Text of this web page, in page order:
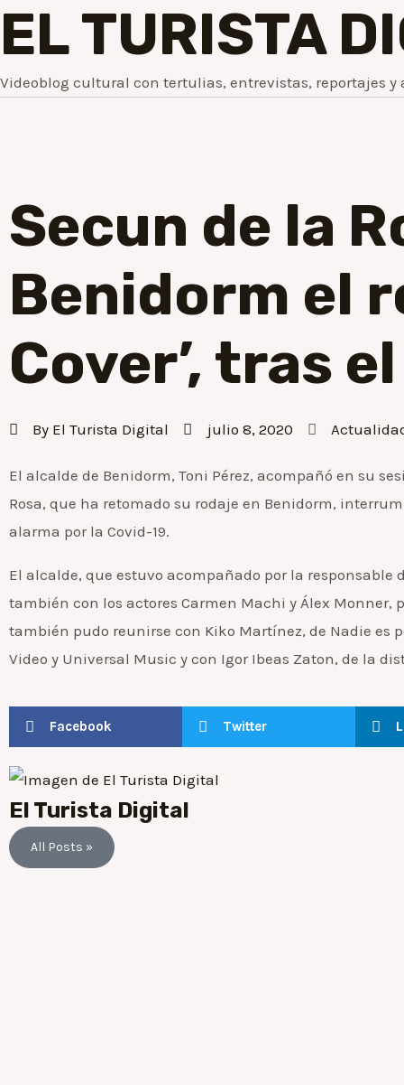
EL TURISTA
Videoblog cultural con tertulias, entrevistas, reportajes y
Secun de la
Benidorm el
Cover’, tras
By El Turista Digital julio 8, 2020
El alcalde de Benidorm, Toni Pérez, acompañó en su
Rosa, que ha retomado su rodaje en Benidorm,
alarma por la Covid-19.
El alcalde, que estuvo acompañado por la responsable
también con los actores Carmen Machi y Álex
también pudo reunirse con Kiko Martínez, de Nadie es
Video y Universal Music y con Igor Ibeas Zaton, de la
Facebook Twitter
El Turista Digital
All Posts »